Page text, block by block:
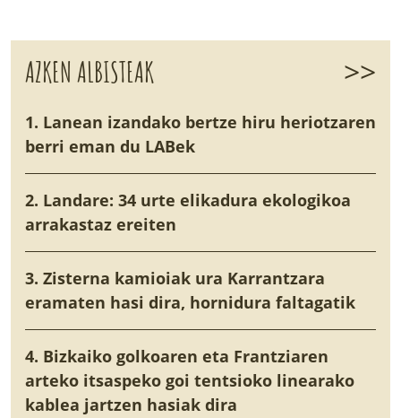
AZKEN ALBISTEAK >>
1. Lanean izandako bertze hiru heriotzaren
berri eman du LABek
2. Landare: 34 urte elikadura ekologikoa
arrakastaz ereiten
3. Zisterna kamioiak ura Karrantzara
eramaten hasi dira, hornidura faltagatik
4. Bizkaiko golkoaren eta Frantziaren
arteko itsaspeko goi tentsioko linearako
kablea jartzen hasiak dira